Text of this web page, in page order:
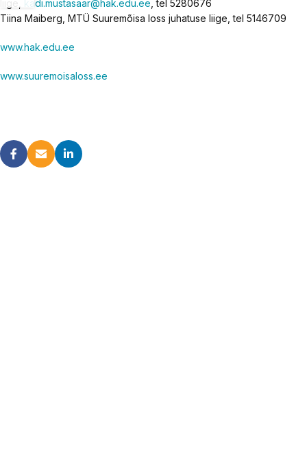
liige, kadi.mustasaar@hak.edu.ee , tel 5280676
Tiina Maiberg, MTÜ Suuremõisa loss juhatuse liige, tel 5146709
www.hak.edu.ee
www.suuremoisaloss.ee